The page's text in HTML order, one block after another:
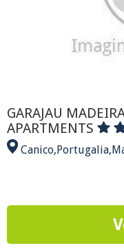
GARAJAU
APARTMENTS
Canico, Portugalia,